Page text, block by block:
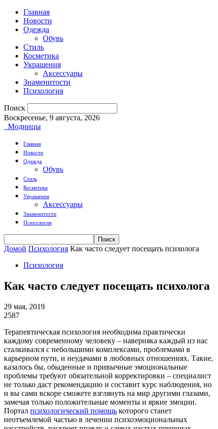
Главная
Новости
Одежда
Обувь
Стиль
Косметика
Украшения
Аксессуары
Знаменитости
Психология
Поиск
Воскресенье, 9 августа, 2026
Модницы
Главная
Новости
Одежда
Обувь
Стиль
Косметика
Украшения
Аксессуары
Знаменитости
Психология
Домой Психология Как часто следует посещать психолога
Психология
Как часто следует посещать психолога
29 мая, 2019
2587
Терапевтическая психология необходима практически
каждому современному человеку – наверняка каждый из нас
сталкивался с небольшими комплексами, проблемами в
карьерном пути, и неудачами в любовных отношениях. Такие,
казалось бы, обыденные и привычные эмоциональные
проблемы требуют обязательной корректировки – специалист
не только даст рекомендацию и составит курс наблюдения, но
и вы сами вскоре сможете взглянуть на мир другими глазами,
замечая только положительные моменты и яркие эмоции.
Портал психологический помощь которого станет
неотъемлемой частью в лечении психоэмоциональных